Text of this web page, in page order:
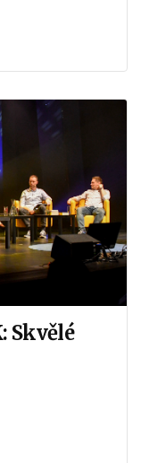
Skvělé